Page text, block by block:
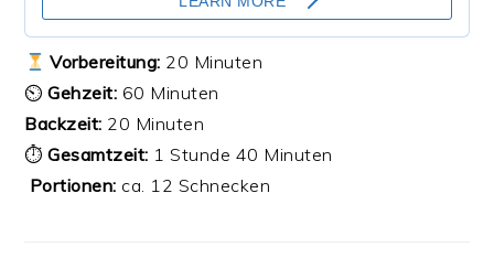
Vorbereitung: 20 Minuten
⏲Gehzeit: 60 Minuten
Backzeit: 20 Minuten
⏱Gesamtzeit: 1 Stunde 40 Minuten
Portionen: ca. 12 Schnecken